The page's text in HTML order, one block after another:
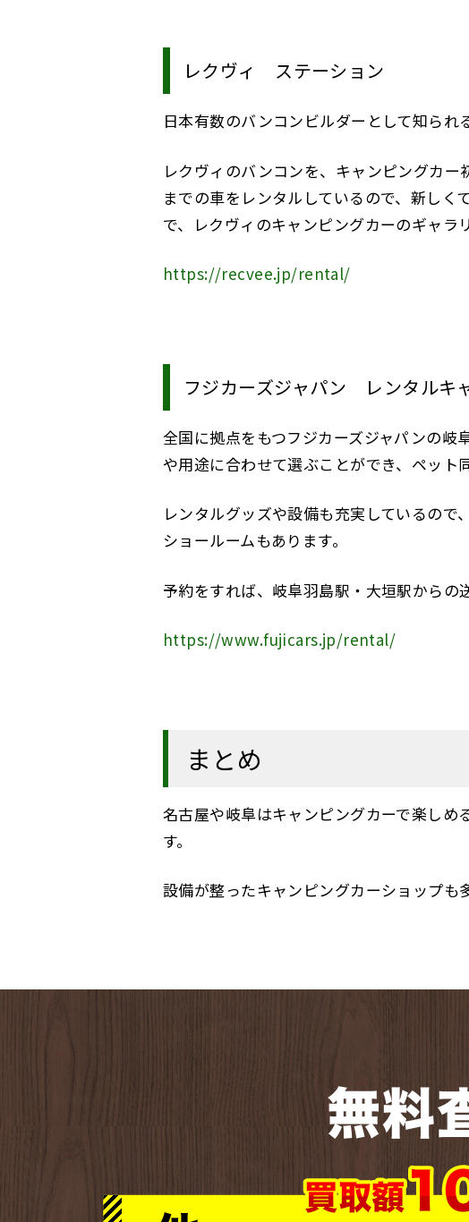
レクヴィ ステーション
日本有数のバンコンビルダーとして知られ
レクヴィのバンコンを、キャンピングカ
までの車をレンタルしているので、新しく
で、レクヴィのキャンピングカーのギャラ
https://recvee.jp/rental/
フジカーズジャパン レンタルキ
全国に拠点をもつフジカーズジャパンの岐
や用途に合わせて選ぶことができ、ペット
レンタルグッズや設備も充実しているの
ショールームもあります。
予約をすれば、岐阜羽島駅・大垣駅からの
https://www.fujicars.jp/rental/
まとめ
名古屋や岐阜はキャンピングカーで楽しめ
す。
設備が整ったキャンピングカーショップも
無料